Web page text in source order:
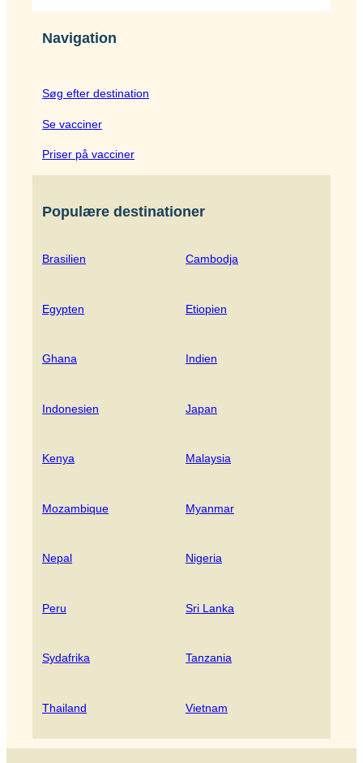
Navigation
Søg efter destination
Se vacciner
Priser på vacciner
Populære destinationer
Brasilien Cambodja
Egypten Etiopien
Ghana Indien
Indonesien Japan
Kenya Malaysia
Mozambique Myanmar
Nepal Nigeria
Peru Sri Lanka
Sydafrika Tanzania
Thailand Vietnam